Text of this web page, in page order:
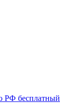
РФ бесплатный